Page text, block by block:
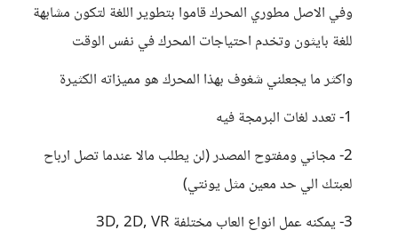
وفي الاصل مطوري المحرك قاموا بتطوير اللغة لتكون مشابهة
للغة بايثون وتخدم احتياجات المحرك في نفس الوقت
واكثر ما يجعلني شغوف بهذا المحرك هو مميزاته الكثيرة
1- تعدد لغات البرمجة فيه
2- مجاني ومفتوح المصدر (لن يطلب مالا عندما تصل ارباح
لعبتك الي حد معين مثل يونتي)
3- يمكنه عمل انواع العاب مختلفة 3D, 2D, VR